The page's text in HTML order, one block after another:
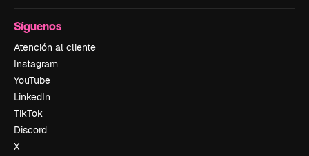
Síguenos
Atención al cliente
Instagram
YouTube
LinkedIn
TikTok
Discord
X